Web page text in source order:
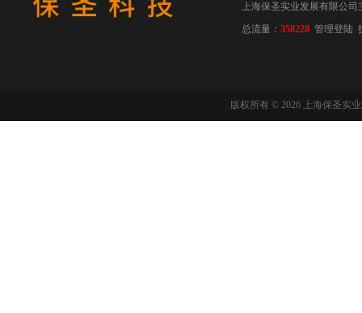
上海保圣实业发展有限公司
总流量： 358228 管理登陆
版权所有 © 2026 上海保圣实